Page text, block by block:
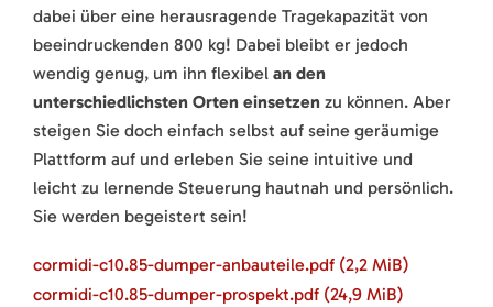
dabei über eine herausragende Tragekapazität von
beeindruckenden 800 kg! Dabei bleibt er jedoch
wendig genug, um ihn flexibel an den
unterschiedlichsten Orten einsetzen zu können. Aber
steigen Sie doch einfach selbst auf seine geräumige
Plattform auf und erleben Sie seine intuitive und
leicht zu lernende Steuerung hautnah und persönlich.
Sie werden begeistert sein!
cormidi-c10.85-dumper-anbauteile.pdf (2,2 MiB)
cormidi-c10.85-dumper-prospekt.pdf (24,9 MiB)